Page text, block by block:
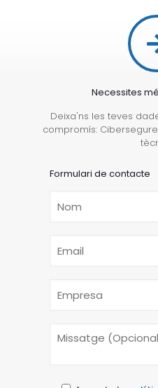
Necessites
Deixa'ns les teves
compromís:
Formulari de contacte